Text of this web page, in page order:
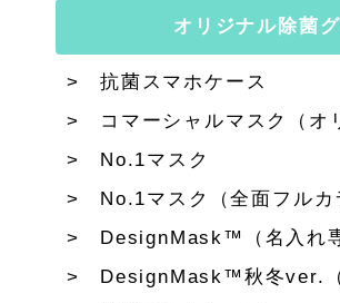
オリジナル除菌
抗菌スマホケース
コマーシャルマスク（オ
No.1マスク
No.1マスク（全面フルカ
DesignMask™（名入れ
DesignMask™秋冬ver.（